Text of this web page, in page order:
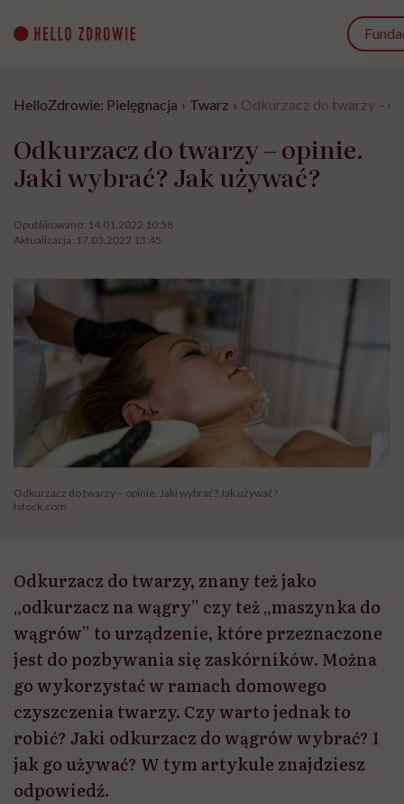
content
HelloZdrowie: Pielęgnacja › Twarz › Odkurzacz do twarzy –
Odkurzacz do twarzy – opinie.
Jaki wybrać? Jak używać?
Opublikowano: 14.01.2022 10:58
Aktualizacja: 17.03.2022 13:45
Odkurzacz do twarzy – opinie. Jaki wybrać? Jak używać?
Istock.com
Odkurzacz do twarzy, znany też jako
„odkurzacz na wągry” czy też „maszynka do
wągrów” to urządzenie, które przeznaczone
jest do pozbywania się zaskórników. Można
go wykorzystać w ramach domowego
czyszczenia twarzy. Czy warto jednak to
robić? Jaki odkurzacz do wągrów wybrać? I
jak go używać? W tym artykule znajdziesz
odpowiedź.